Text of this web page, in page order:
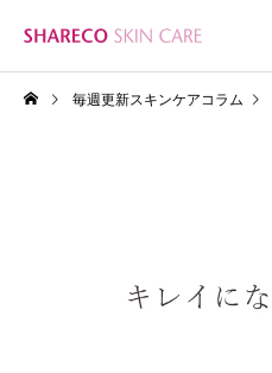
毎週更新スキンケアコラム